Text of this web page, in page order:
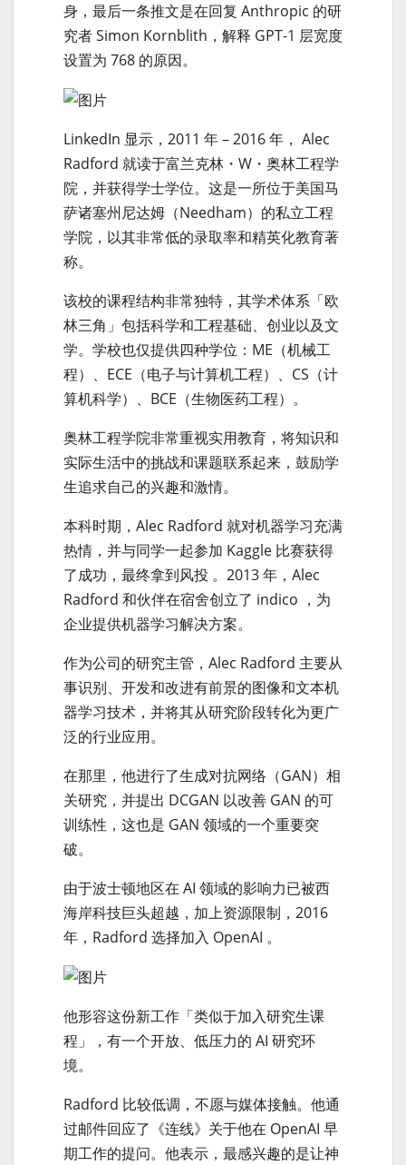
身，最后一条推文是在回复 Anthropic 的研
究者 Simon Kornblith，解释 GPT-1 层宽度
设置为 768 的原因。
LinkedIn 显示，2011 年 – 2016 年， Alec
Radford 就读于富兰克林・W・奥林工程学
院，并获得学士学位。这是一所位于美国马
萨诸塞州尼达姆（Needham）的私立工程
学院，以其非常低的录取率和精英化教育著
称。
该校的课程结构非常独特，其学术体系「欧
林三角」包括科学和工程基础、创业以及文
学。学校也仅提供四种学位：ME（机械工
程）、ECE（电子与计算机工程）、CS（计
算机科学）、BCE（生物医药工程）。
奥林工程学院非常重视实用教育，将知识和
实际生活中的挑战和课题联系起来，鼓励学
生追求自己的兴趣和激情。
本科时期，Alec Radford 就对机器学习充满
热情，并与同学一起参加 Kaggle 比赛获得
了成功，最终拿到风投 。2013 年，Alec
Radford 和伙伴在宿舍创立了 indico ，为
企业提供机器学习解决方案。
作为公司的研究主管，Alec Radford 主要从
事识别、开发和改进有前景的图像和文本机
器学习技术，并将其从研究阶段转化为更广
泛的行业应用。
在那里，他进行了生成对抗网络（GAN）相
关研究，并提出 DCGAN 以改善 GAN 的可
训练性，这也是 GAN 领域的一个重要突
破。
由于波士顿地区在 AI 领域的影响力已被西
海岸科技巨头超越，加上资源限制，2016
年，Radford 选择加入 OpenAI 。
他形容这份新工作「类似于加入研究生课
程」，有一个开放、低压力的 AI 研究环
境。
Radford 比较低调，不愿与媒体接触。他通
过邮件回应了《连线》关于他在 OpenAI 早
期工作的提问。他表示，最感兴趣的是让神